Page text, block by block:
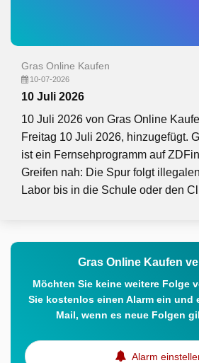
Gras Online Kaufen
10-07-2026
10 Juli 2026
10 Juli 2026 von Gras Online
Freitag 10 Juli 2026, hinzugefügt.
ist ein Fernsehprogramm auf
Greifen nah: Die Spur folgt
Labor bis in die Schule oder den
Gras Online Kaufen
Möchten Sie keine weitere Folge
Sie kostenlos einen Alarm ein und
Mail, wenn es neue Folgen
Alarm